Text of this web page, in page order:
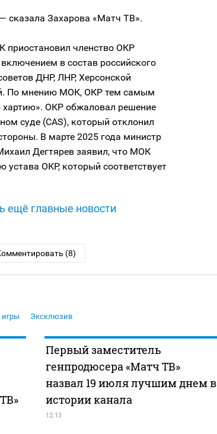
сказала Захарова «Матч ТВ».
приостановил членство ОКР
в состав российского
ДНР, ЛНР, Херсонской
По мнению МОК, ОКР тем самым
ОКР обжаловал решение
суде (CAS), который отклонил
В марте 2025 года министр
Дегтярев заявил, что МОК
устава ОКР, который соответствует
ещё главные новости
(8)
Эксклюзив
Первый заместитель
генпродюсера «Матч ТВ»
назвал 19 июля лучшим днем в
истории канала
12:13